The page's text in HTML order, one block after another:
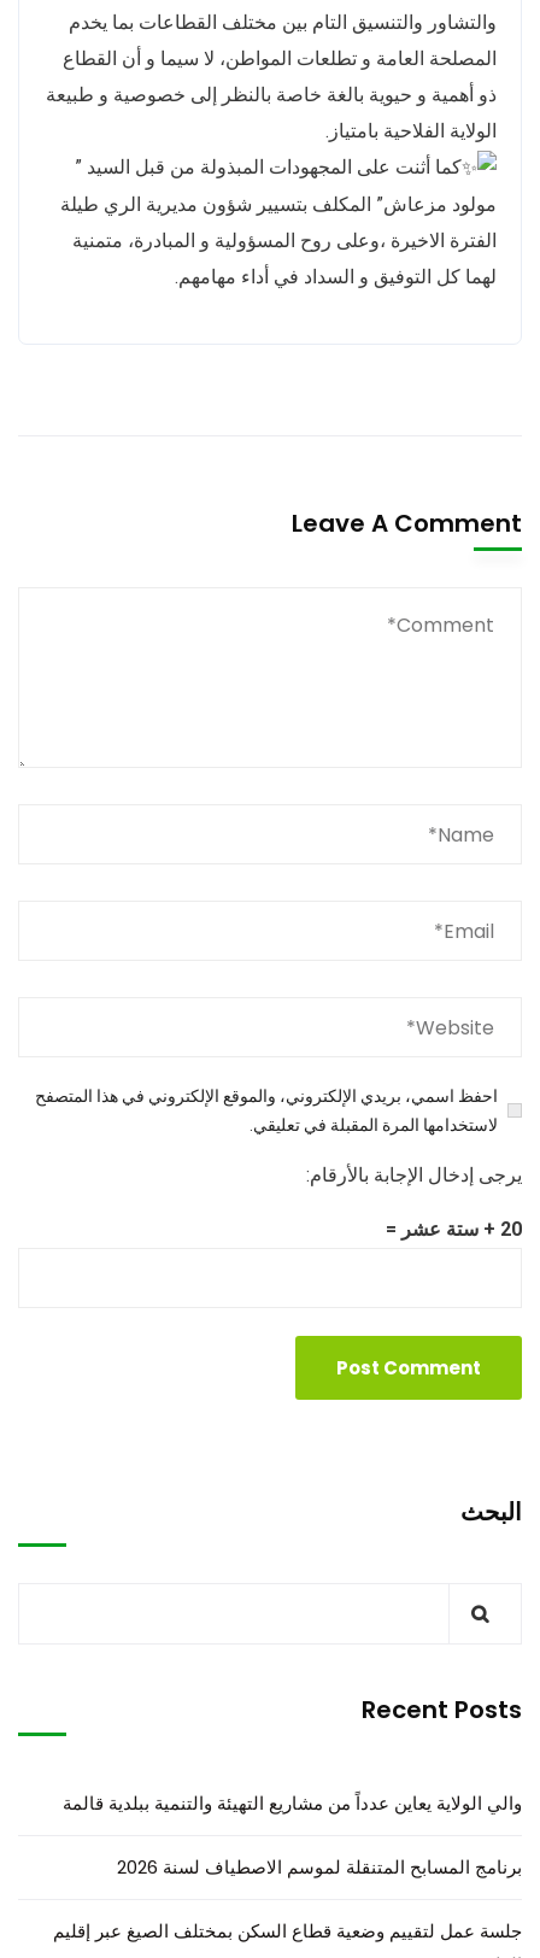
والتشاور والتنسيق التام بين مختلف القطاعات بما يخدم
المصلحة العامة و تطلعات المواطن، لا سيما و أن القطاع
ذو أهمية و حيوية بالغة خاصة بالنظر إلى خصوصية و طبيعة
الولاية الفلاحية بامتياز.
كما أثنت على المجهودات المبذولة من قبل السيد ”
مولود مزعاش” المكلف بتسيير شؤون مديرية الري طيلة
الفترة الاخيرة ،وعلى روح المسؤولية و المبادرة، متمنية
لهما كل التوفيق و السداد في أداء مهامهم.
Leave A Comment
احفظ اسمي، بريدي الإلكتروني، والموقع الإلكتروني في هذا المتصفح
لاستخدامها المرة المقبلة في تعليقي.
يرجى إدخال الإجابة بالأرقام:
20 + ستة عشر =
البحث
Recent Posts
والي الولاية يعاين عدداً من مشاريع التهيئة والتنمية ببلدية قالمة
برنامج المسابح المتنقلة لموسم الاصطياف لسنة 2026
جلسة عمل لتقييم وضعية قطاع السكن بمختلف الصيغ عبر إقليم